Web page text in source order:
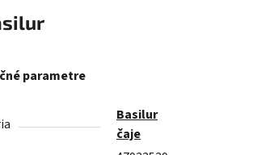
parametre
Basilur
čaje